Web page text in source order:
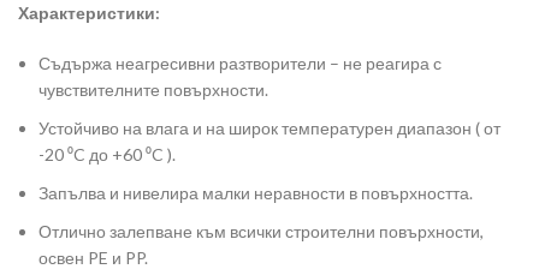
Характеристики:
Съдържа неагресивни разтворители – не реагира с
чувствителните повърхности.
Устойчиво на влага и на широк температурен диапазон ( от
-20 ⁰C до +60 ⁰C ).
Запълва и нивелира малки неравности в повърхността.
Отлично залепване към всички строителни повърхности,
освен PE и PP.